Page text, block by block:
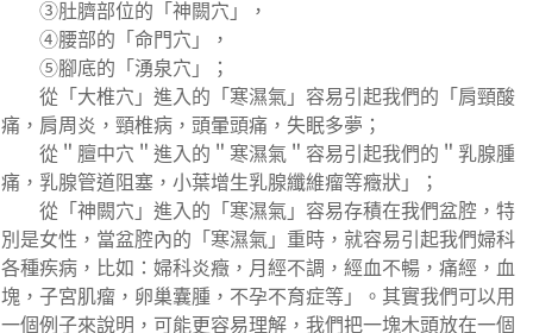
③肚臍部位的「神闕穴」，
④腰部的「命門穴」，
⑤腳底的「湧泉穴」；
從「大椎穴」進入的「寒濕氣」容易引起我們的「肩頸酸
痛，肩周炎，頸椎病，頭暈頭痛，失眠多夢；
從＂膻中穴＂進入的＂寒濕氣＂容易引起我們的＂乳腺腫
痛，乳腺管道阻塞，小葉增生乳腺纖維瘤等癥狀」；
從「神闕穴」進入的「寒濕氣」容易存積在我們盆腔，特
別是女性，當盆腔內的「寒濕氣」重時，就容易引起我們婦科
各種疾病，比如：婦科炎癥，月經不調，經血不暢，痛經，血
塊，子宮肌瘤，卵巢囊腫，不孕不育症等」。其實我們可以用
一個例子來說明，可能更容易理解，我們把一塊木頭放在一個